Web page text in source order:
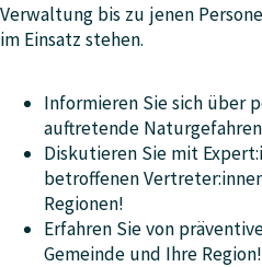
Verwaltung bis zu jenen
im Einsatz stehen.
Informieren Sie sich über
auftretende
Diskutieren Sie mit
betroffenen
Regionen!
Erfahren Sie von
Gemeinde und Ihre Region!